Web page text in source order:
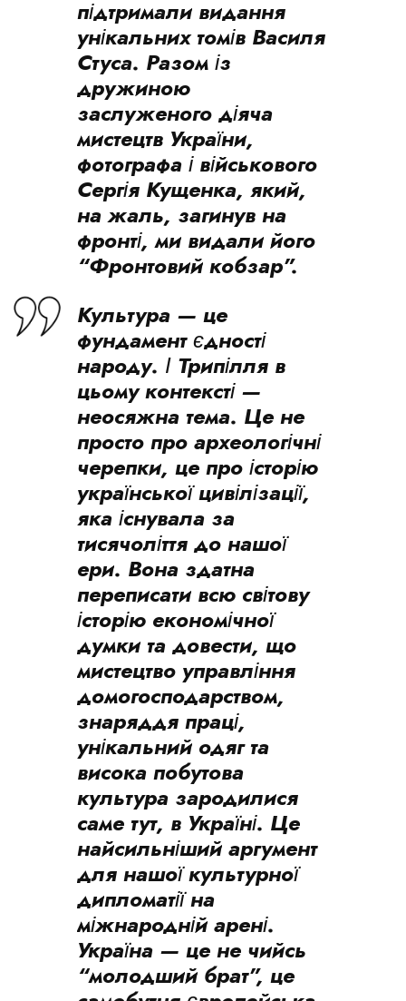
підтримали видання
унікальних томів Василя
Стуса. Разом із
дружиною
заслуженого діяча
мистецтв України,
фотографа і військового
Сергія Кущенка, який,
на жаль, загинув на
фронті, ми видали його
“Фронтовий кобзар”.
Культура — це
фундамент єдності
народу. І Трипілля в
цьому контексті —
неосяжна тема. Це не
просто про археологічні
черепки, це про історію
української цивілізації,
яка існувала за
тисячоліття до нашої
ери. Вона здатна
переписати всю світову
історію економічної
думки та довести, що
мистецтво управління
домогосподарством,
знаряддя праці,
унікальний одяг та
висока побутова
культура зародилися
саме тут, в Україні. Це
найсильніший аргумент
для нашої культурної
дипломатії на
міжнародній арені.
Україна — це не чийсь
“молодший брат”, це